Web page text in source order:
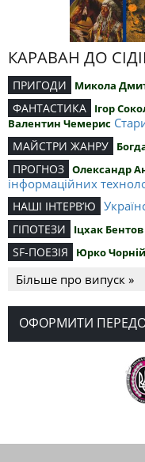
КАРАВАН ДО
ПРИГОДИ Микола
ФАНТАСТИКА Ігор
Валентин Чемерис
МАЙСТРИ ЖАНРУ
ПРОГНОЗ Олександр
інформаційних
НАШІ ІНТЕРВ’Ю
ГІПОТЕЗИ Іцхак Бентов
SF-ПОЕЗІЯ Юрко Чорній
Більше про випуск »
ОФОРМИТИ